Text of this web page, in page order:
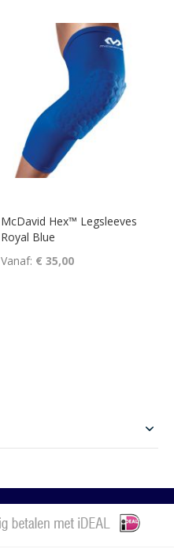
McDavid Hex™ Legsleeves
Royal Blue
Vanaf € 35,00